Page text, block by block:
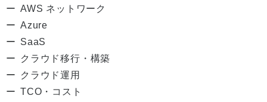
AWS ネットワーク
Azure
SaaS
クラウド移行・構築
クラウド運用
TCO・コスト